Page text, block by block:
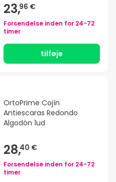
23,96 €
Forsendelse inden for 24-72
timer
tilføje
OrtoPrime Cojín
Antiescaras Redondo
Algodón 1ud
28,40 €
Forsendelse inden for 24-72
timer